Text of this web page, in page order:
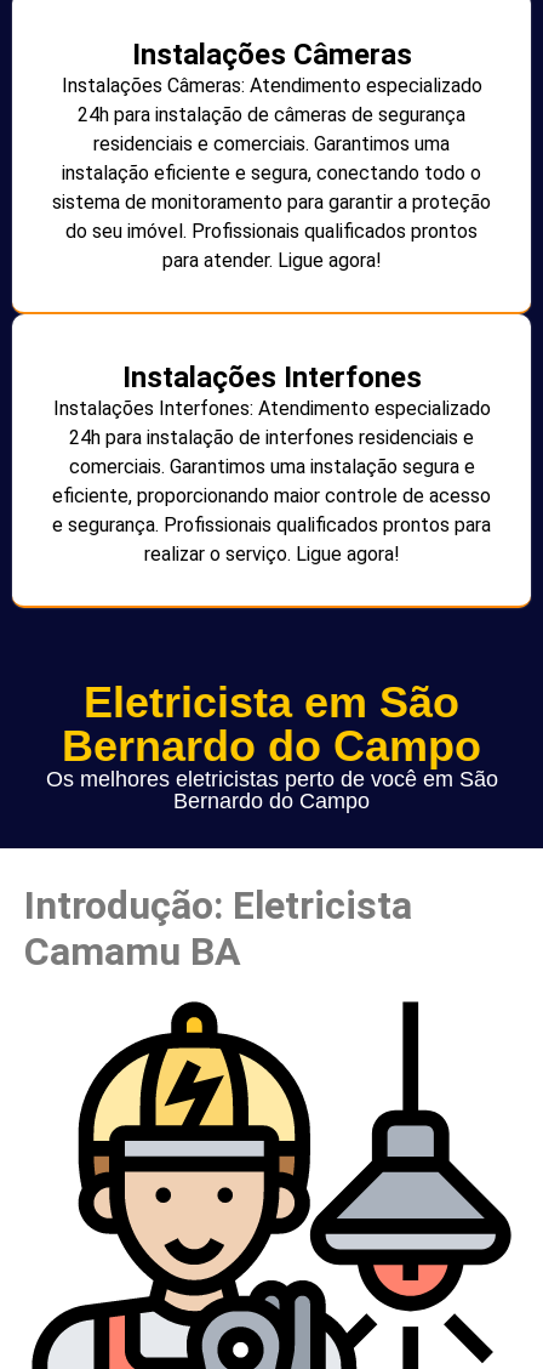
Instalações Câmeras
Instalações Câmeras: Atendimento especializado
24h para instalação de câmeras de segurança
residenciais e comerciais. Garantimos uma
instalação eficiente e segura, conectando todo o
sistema de monitoramento para garantir a proteção
do seu imóvel. Profissionais qualificados prontos
para atender. Ligue agora!
Instalações Interfones
Instalações Interfones: Atendimento especializado
24h para instalação de interfones residenciais e
comerciais. Garantimos uma instalação segura e
eficiente, proporcionando maior controle de acesso
e segurança. Profissionais qualificados prontos para
realizar o serviço. Ligue agora!
Eletricista em São
Bernardo do Campo
Os melhores eletricistas perto de você em São
Bernardo do Campo
Introdução: Eletricista
Camamu BA